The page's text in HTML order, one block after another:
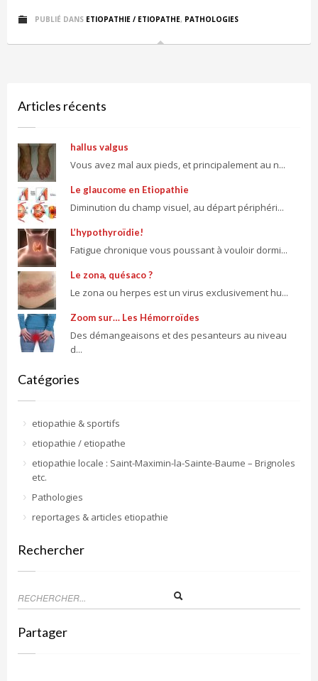
PUBLIÉ DANS ETIOPATHIE / ETIOPATHE, PATHOLOGIES
Articles récents
hallus valgus
Vous avez mal aux pieds, et principalement au n...
Le glaucome en Etiopathie
Diminution du champ visuel, au départ périphéri...
L’hypothyroïdie!
Fatigue chronique vous poussant à vouloir dormi...
Le zona, quésaco ?
Le zona ou herpes est un virus exclusivement hu...
Zoom sur… Les Hémorroïdes
Des démangeaisons et des pesanteurs au niveau
d...
Catégories
etiopathie & sportifs
etiopathie / etiopathe
etiopathie locale : Saint-Maximin-la-Sainte-Baume – Brignoles
etc.
Pathologies
reportages & articles etiopathie
Rechercher
Partager